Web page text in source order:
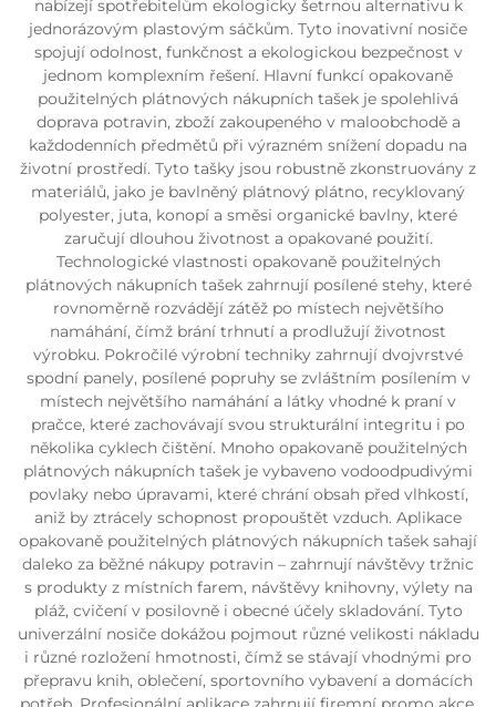
nabízejí spotřebitelům ekologicky šetrnou alternativu k
jednorázovým plastovým sáčkům. Tyto inovativní nosiče
spojují odolnost, funkčnost a ekologickou bezpečnost v
jednom komplexním řešení. Hlavní funkcí opakovaně
použitelných plátnových nákupních tašek je spolehlivá
doprava potravin, zboží zakoupeného v maloobchodě a
každodenních předmětů při výrazném snížení dopadu na
životní prostředí. Tyto tašky jsou robustně zkonstruovány z
materiálů, jako je bavlněný plátnový plátno, recyklovaný
polyester, juta, konopí a směsi organické bavlny, které
zaručují dlouhou životnost a opakované použití.
Technologické vlastnosti opakovaně použitelných
plátnových nákupních tašek zahrnují posílené stehy, které
rovnoměrně rozvádějí zátěž po místech největšího
namáhání, čímž brání trhnutí a prodlužují životnost
výrobku. Pokročilé výrobní techniky zahrnují dvojvrstvé
spodní panely, posílené popruhy se zvláštním posílením v
místech největšího namáhání a látky vhodné k praní v
pračce, které zachovávají svou strukturální integritu i po
několika cyklech čištění. Mnoho opakovaně použitelných
plátnových nákupních tašek je vybaveno vodoodpudivými
povlaky nebo úpravami, které chrání obsah před vlhkostí,
aniž by ztrácely schopnost propouštět vzduch. Aplikace
opakovaně použitelných plátnových nákupních tašek sahají
daleko za běžné nákupy potravin – zahrnují návštěvy tržnic
s produkty z místních farem, návštěvy knihovny, výlety na
pláž, cvičení v posilovně i obecné účely skladování. Tyto
univerzální nosiče dokážou pojmout různé velikosti nákladu
i různé rozložení hmotnosti, čímž se stávají vhodnými pro
přepravu knih, oblečení, sportovního vybavení a domácích